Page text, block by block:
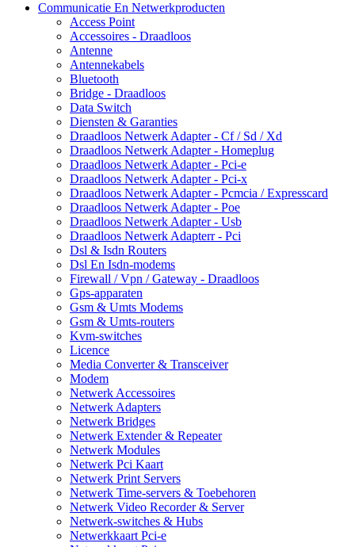
Communicatie En Netwerkproducten
Access Point
Accessoires - Draadloos
Antenne
Antennekabels
Bluetooth
Bridge - Draadloos
Data Switch
Diensten & Garanties
Draadloos Netwerk Adapter - Cf / Sd / Xd
Draadloos Netwerk Adapter - Homeplug
Draadloos Netwerk Adapter - Pci-e
Draadloos Netwerk Adapter - Pci-x
Draadloos Netwerk Adapter - Pcmcia / Expresscard
Draadloos Netwerk Adapter - Poe
Draadloos Netwerk Adapter - Usb
Draadloos Netwerk Adapterr - Pci
Dsl & Isdn Routers
Dsl En Isdn-modems
Firewall / Vpn / Gateway - Draadloos
Gps-apparaten
Gsm & Umts Modems
Gsm & Umts-routers
Kvm-switches
Licence
Media Converter & Transceiver
Modem
Netwerk Accessoires
Netwerk Adapters
Netwerk Bridges
Netwerk Extender & Repeater
Netwerk Modules
Netwerk Pci Kaart
Netwerk Print Servers
Netwerk Time-servers & Toebehoren
Netwerk Video Recorder & Server
Netwerk-switches & Hubs
Netwerkkaart Pci-e